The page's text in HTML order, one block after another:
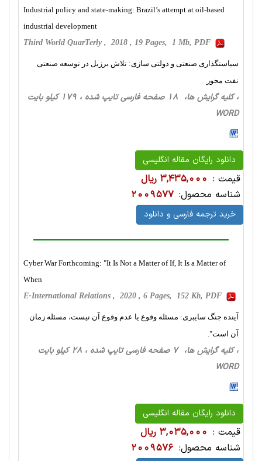
Industrial policy and state-making: Brazil’s attempt at oil-based
industrial development
Third World QuarTerly , 2018 , 19 Pages, 1 Mb, PDF
سیاستگذاری صنعتی و دولتی سازی: تلاش برزیل در توسعه صنعتی
نفت محور
، کلیه گرایش ها، 18 صفحه فارسی تایپ شده ، 179 کیلو بایت
WORD
دانلود رایگان مقاله انگلیسی
قیمت : 3,435,000 ریال
شناسه محصول: 2009577
خرید ترجمه فارسی و دانلود
Cyber War Forthcoming: "It Is Not a Matter of If, It Is a Matter of
When
E-International Relations , 2020 , 6 Pages, 152 Kb, PDF
آینده جنگ سایبری: مسئله وقوع یا عدم وقوع آن نیست، مسئله زمان
آن است".
، کلیه گرایش ها، 7 صفحه فارسی تایپ شده ، 28 کیلو بایت
WORD
دانلود رایگان مقاله انگلیسی
قیمت : 3,035,000 ریال
شناسه محصول: 2009576